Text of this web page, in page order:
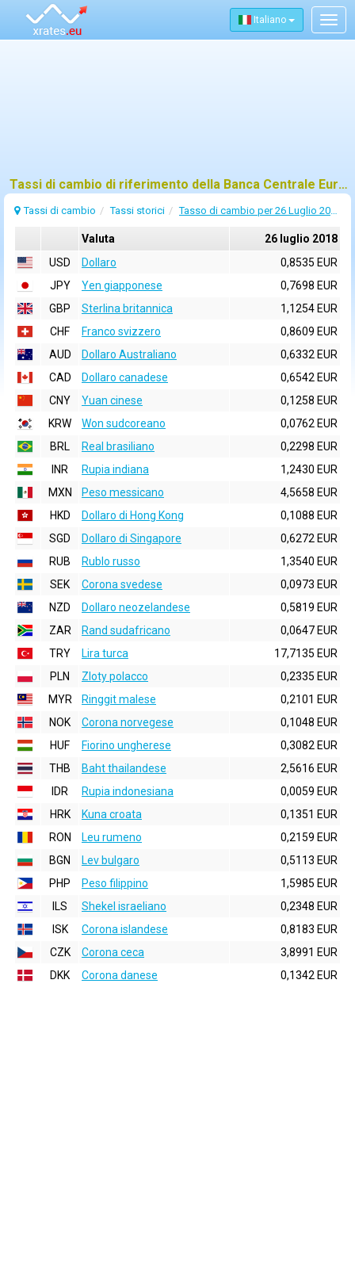
Italiano
Tassi di cambio di riferimento della Banca Centrale Europea (BCE) per 26 luglio 2018
Tassi di cambio Tassi storici Tasso di cambio per 26 Luglio 2018
Valuta
26 luglio 2018
USD
Dollaro
0,8535 EUR
JPY
Yen giapponese
0,7698 EUR
GBP
Sterlina britannica
1,1254 EUR
CHF
Franco svizzero
0,8609 EUR
AUD
Dollaro Australiano
0,6332 EUR
CAD
Dollaro canadese
0,6542 EUR
CNY
Yuan cinese
0,1258 EUR
KRW
Won sudcoreano
0,0762 EUR
BRL
Real brasiliano
0,2298 EUR
INR
Rupia indiana
1,2430 EUR
MXN
Peso messicano
4,5658 EUR
HKD
Dollaro di Hong Kong
0,1088 EUR
SGD
Dollaro di Singapore
0,6272 EUR
RUB
Rublo russo
1,3540 EUR
SEK
Corona svedese
0,0973 EUR
NZD
Dollaro neozelandese
0,5819 EUR
ZAR
Rand sudafricano
0,0647 EUR
TRY
Lira turca
17,7135 EUR
PLN
Zloty polacco
0,2335 EUR
MYR
Ringgit malese
0,2101 EUR
NOK
Corona norvegese
0,1048 EUR
HUF
Fiorino ungherese
0,3082 EUR
THB
Baht thailandese
2,5616 EUR
IDR
Rupia indonesiana
0,0059 EUR
HRK
Kuna croata
0,1351 EUR
RON
Leu rumeno
0,2159 EUR
BGN
Lev bulgaro
0,5113 EUR
PHP
Peso filippino
1,5985 EUR
ILS
Shekel israeliano
0,2348 EUR
ISK
Corona islandese
0,8183 EUR
CZK
Corona ceca
3,8991 EUR
DKK
Corona danese 0,1342 EUR